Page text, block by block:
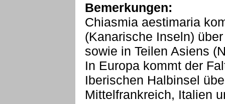
Bemerkungen:
Chiasmia aestimaria
(Kanarische Inseln)
sowie in Teilen Asiens
In Europa kommt der
Iberischen Halbinsel
Mittelfrankreich, Italien